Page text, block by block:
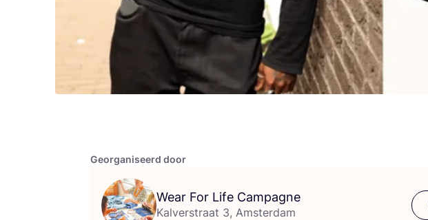
Georganiseerd door
Wear For Life Campagne
Kalverstraat 3, Amsterdam